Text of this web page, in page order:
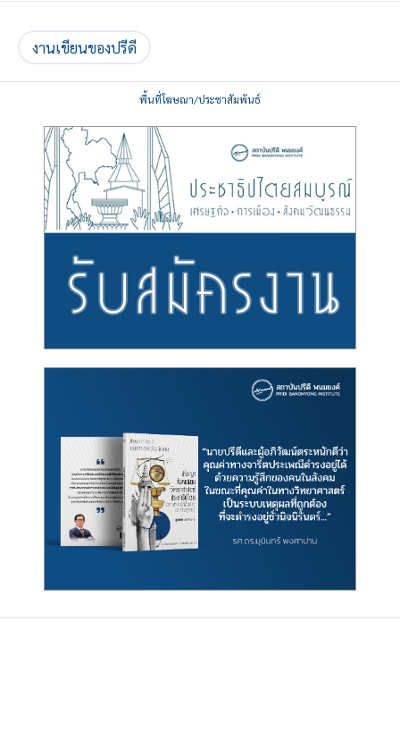
งานเขียนของปรีดี
พื้นที่โฆษณา/ประชาสัมพันธ์